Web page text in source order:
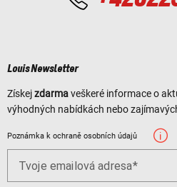
Louis Newsletter
Získejzdarmaveškeré informace o
výhodných nabídkách nebo
Poznámka k ochraně osobních údajů
Tvoje emailová adresa